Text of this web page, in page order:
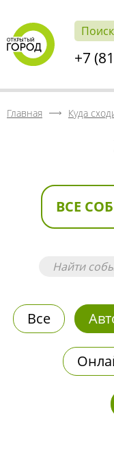
+7
Главная Куда
ВСЕ
Все